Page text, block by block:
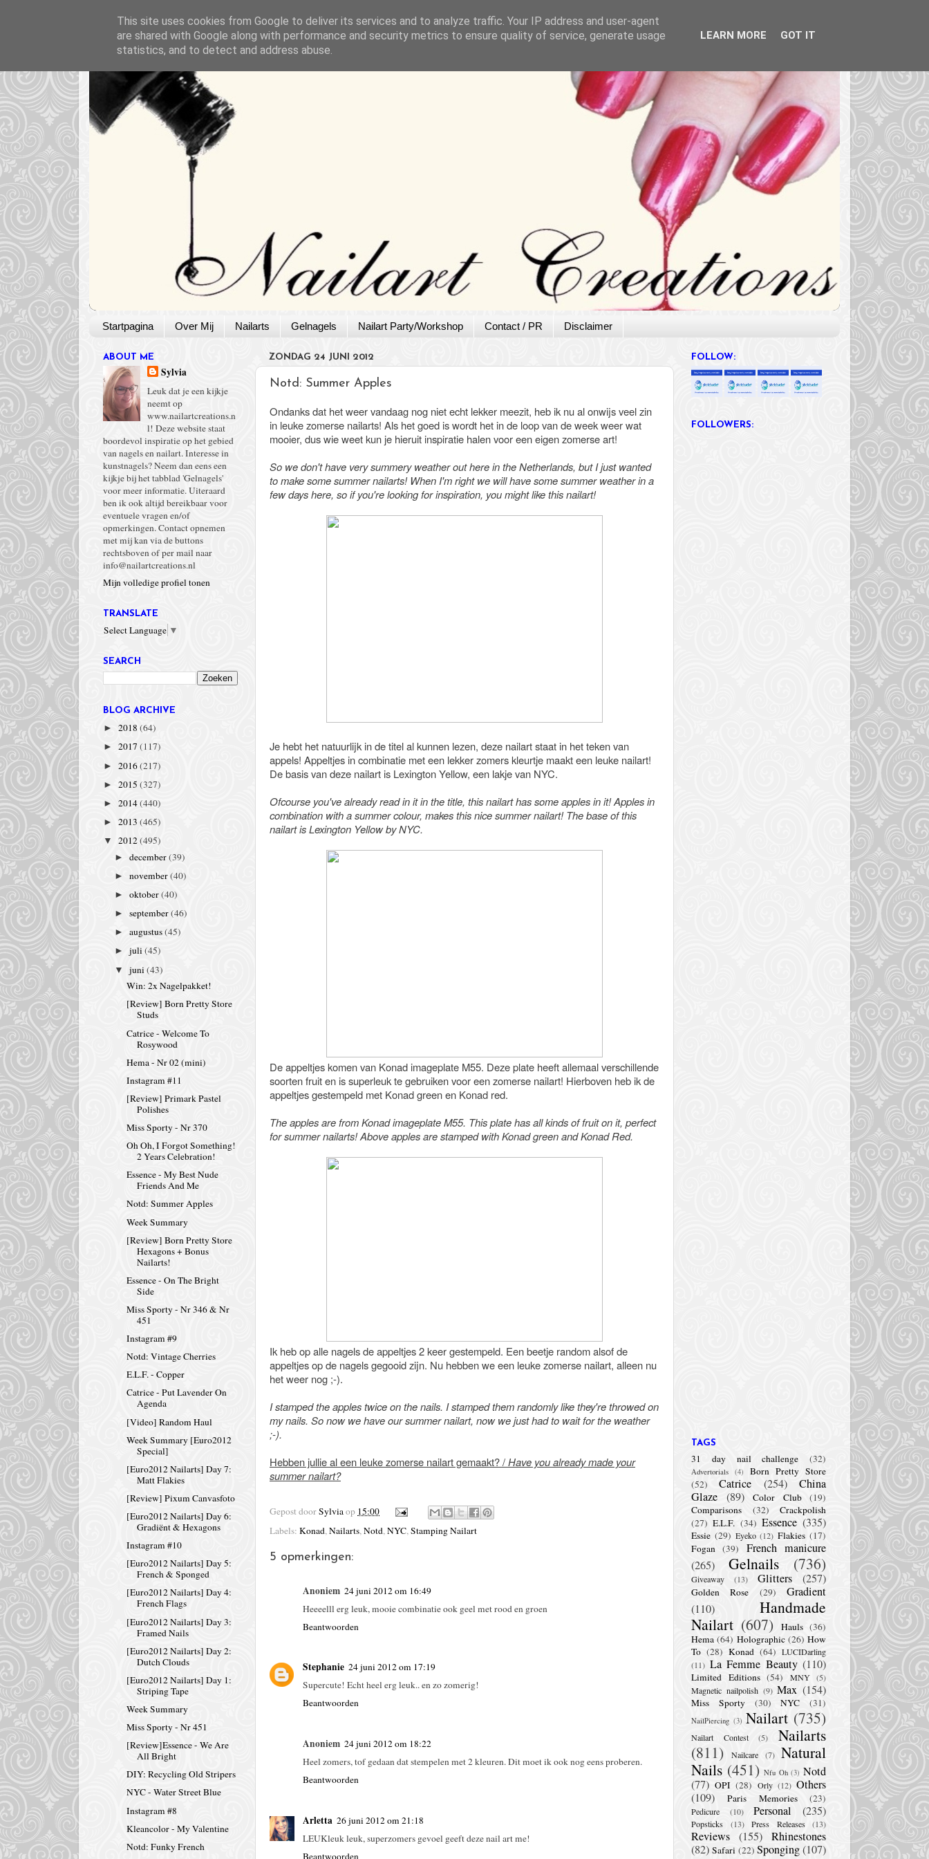
Startpagina Over Mij Nailarts Gelnagels Nailart Party/Workshop Contact / PR Disclaimer
ZONDAG 24 JUNI 2012
Notd: Summer Apples
Ondanks dat het weer vandaag nog niet echt lekker meezit, heb ik nu al onwijs veel zin
in leuke zomerse nailarts! Als het goed is wordt het in de loop van de week weer wat
mooier, dus wie weet kun je hieruit inspiratie halen voor een eigen zomerse art!
So we don't have very summery weather out here in the Netherlands, but I just wanted
to make some summer nailarts! When I'm right we will have some summer weather in a
few days here, so if you're looking for inspiration, you might like this nailart!
Je hebt het natuurlijk in de titel al kunnen lezen, deze nailart staat in het teken van
appels! Appeltjes in combinatie met een lekker zomers kleurtje maakt een leuke nailart!
De basis van deze nailart is Lexington Yellow, een lakje van NYC.
Ofcourse you've already read in it in the title, this nailart has some apples in it! Apples in
combination with a summer colour, makes this nice summer nailart! The base of this
nailart is Lexington Yellow by NYC.
De appeltjes komen van Konad imageplate M55. Deze plate heeft allemaal verschillende
soorten fruit en is superleuk te gebruiken voor een zomerse nailart! Hierboven heb ik de
appeltjes gestempeld met Konad green en Konad red.
The apples are from Konad imageplate M55. This plate has all kinds of fruit on it, perfect
for summer nailarts! Above apples are stamped with Konad green and Konad Red.
Ik heb op alle nagels de appeltjes 2 keer gestempeld. Een beetje random alsof de
appeltjes op de nagels gegooid zijn. Nu hebben we een leuke zomerse nailart, alleen nu
het weer nog ;-).
I stamped the apples twice on the nails. I stamped them randomly like they're throwed on
my nails. So now we have our summer nailart, now we just had to wait for the weather
;-).
Hebben jullie al een leuke zomerse nailart gemaakt? /Have you already made your
summer nailart?
Gepost doorSylviaop 15:00
Labels: Konad,Nailarts,Notd,NYC,Stamping Nailart
5 opmerkingen:
Anoniem 24 juni 2012 om 16:49
Heeeelll erg leuk, mooie combinatie ook geel met rood en groen
Beantwoorden
Stephanie 24 juni 2012 om 17:19
Supercute! Echt heel erg leuk.. en zo zomerig!
Beantwoorden
Anoniem 24 juni 2012 om 18:22
Heel zomers, tof gedaan dat stempelen met 2 kleuren. Dit moet ik ook nog eens proberen.
Beantwoorden
Arletta 26 juni 2012 om 21:18
LEUKleuk leuk, superzomers gevoel geeft deze nail art me!
Beantwoorden
ABOUT ME
Sylvia
Leuk dat je een kijkje
neemt op
www.nailartcreations.n
l! Deze website staat
boordevol inspiratie op het gebied
van nagels en nailart. Interesse in
kunstnagels? Neem dan eens een
kijkje bij het tabblad 'Gelnagels'
voor meer informatie. Uiteraard
ben ik ook altijd bereikbaar voor
eventuele vragen en/of
opmerkingen. Contact opnemen
met mij kan via de buttons
rechtsboven of per mail naar
info@nailartcreations.nl
Mijn volledige profiel tonen
TRANSLATE
Select Language ▼
SEARCH
BLOG ARCHIVE
► 2018 (64)
► 2017 (117)
► 2016(217)
► 2015 (327)
► 2014(440)
► 2013 (465)
▼ 2012(495)
►december(39)
►november(40)
►oktober(40)
►september(46)
►augustus(45)
►juli(45)
▼juni(43)
Win: 2x Nagelpakket!
[Review] Born Pretty Store
Studs
Catrice - Welcome To
Rosywood
Hema - Nr 02 (mini)
Instagram #11
[Review] Primark Pastel
Polishes
Miss Sporty - Nr 370
Oh Oh, I Forgot Something!
2 Years Celebration!
Essence - My Best Nude
Friends And Me
Notd: Summer Apples
Week Summary
[Review] Born Pretty Store
Hexagons + Bonus
Nailarts!
Essence - On The Bright
Side
Miss Sporty - Nr 346 & Nr
451
Instagram #9
Notd: Vintage Cherries
E.L.F. - Copper
Catrice - Put Lavender On
Agenda
[Video] Random Haul
Week Summary [Euro2012
Special]
[Euro2012 Nailarts] Day 7:
Matt Flakies
[Review] Pixum Canvasfoto
[Euro2012 Nailarts] Day 6:
Gradiënt & Hexagons
Instagram #10
[Euro2012 Nailarts] Day 5:
French & Sponged
[Euro2012 Nailarts] Day 4:
French Flags
[Euro2012 Nailarts] Day 3:
Framed Nails
[Euro2012 Nailarts] Day 2:
Dutch Clouds
[Euro2012 Nailarts] Day 1:
Striping Tape
Week Summary
Miss Sporty - Nr 451
[Review]Essence - We Are
All Bright
DIY: Recycling Old Stripers
NYC - Water Street Blue
Instagram #8
Kleancolor - My Valentine
Notd: Funky French
FOLLOW:
FOLLOWERS:
TAGS
31 day nail challenge (32)
Advertorials (4)
Born Pretty Store
(52)
Catrice (254)
China
Glaze (89) Color Club
(19)
Comparisons
(32)
Crackpolish
(27) E.L.F. (34) Essence (335)
Essie (29) Eyeko (12) Flakies (17)
Fogan (39)
French manicure
(265)
Gelnails (736)
Giveaway (13) Glitters (257)
Golden Rose (29)
Gradient
(110)
Handmade
Nailart (607) Hauls (36)
Hema (64) Holographic (26) How
To (28) Konad (64) LUCIDarling
(11) La Femme Beauty (110)
Limited Editions (54) MNY (5)
Magnetic nailpolish (9) Max (154)
Miss Sporty (30) NYC (31)
NailPiercing (3) Nailart (735)
Nailart Contest (5)
Nailarts
(811)
Nailcare (7) Natural
Nails (451) Nfu Oh (3) Notd
(77) OPI (28) Orly (12) Others
(109)
Paris Memories (23)
Pedicure (10) Personal (235)
Popsticks (13) Press Releases (13)
Reviews (155) Rhinestones
(82) Safari (22) Sponging(107)
This site uses cookies from Google to deliver its services and to analyze traffic. Your IP address and user-agent
are shared with Google along with performance and security metrics to ensure quality of service, generate usage
statistics, and to detect and address abuse.
LEARN MORE GOT IT